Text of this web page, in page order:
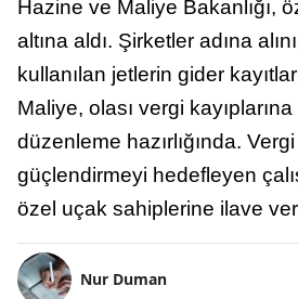
Hazine ve Maliye Bakanlığı,
altına aldı. Şirketler adına
kullanılan jetlerin gider
Maliye, olası vergi
düzenleme hazırlığında.
güçlendirmeyi hedefleyen
özel uçak sahiplerine ilave
Nur Duman